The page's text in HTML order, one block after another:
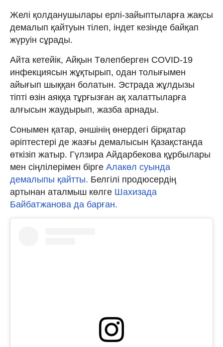
Желі қолданушылары ерлі-зайыптыларға жақсы
демалып қайтуын тілеп, індет кезінде байқап
жүруін сұрады.
Айта кетейік, Айқын Төлепберген COVID-19
инфекциясын жұқтырып, одан толығымен
айығып шыққан болатын. Эстрада жұлдызы
тіпті өзін аяққа тұрғызған ақ халаттыларға
алғысын жаудырып, жазба арнады.
Сонымен қатар, әншінің өнердегі бірқатар
әріптестері де жазғы демалысын Қазақстанда
өткізіп жатыр. Гүлзира Айдарбекова құрбылары
мен сіңлілерімен бірге Алакөл суында
демалыпы қайтты. Белгілі продюсердің
артынан аталмыш көлге Шахизада
Байбатжанова да барған.